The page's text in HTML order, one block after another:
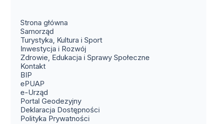
Strona główna
Samorząd
Turystyka, Kultura i Sport
Inwestycja i Rozwój
Zdrowie, Edukacja i Sprawy Społeczne
Kontakt(otwiera się w nowym oknie)
BIP
ePUAP
e-Urząd
Portal Geodezyjny(otwiera się w nowym oknie)
Deklaracja Dostępności
Polityka Prywatności